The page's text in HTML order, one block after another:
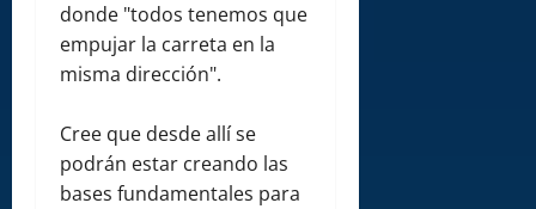
donde "todos tenemos que
empujar la carreta en la
misma dirección".
Cree que desde allí se
podrán estar creando las
bases fundamentales para